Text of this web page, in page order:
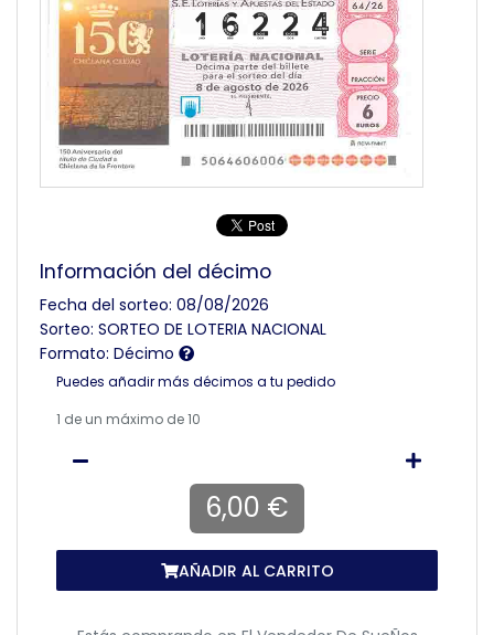
Información del décimo
Fecha del sorteo: 08/08/2026
Sorteo: SORTEO DE LOTERIA NACIONAL
Formato: Décimo
Puedes añadir más décimos a tu pedido
1 de un máximo de 10
6,00 €
AÑADIR AL CARRITO